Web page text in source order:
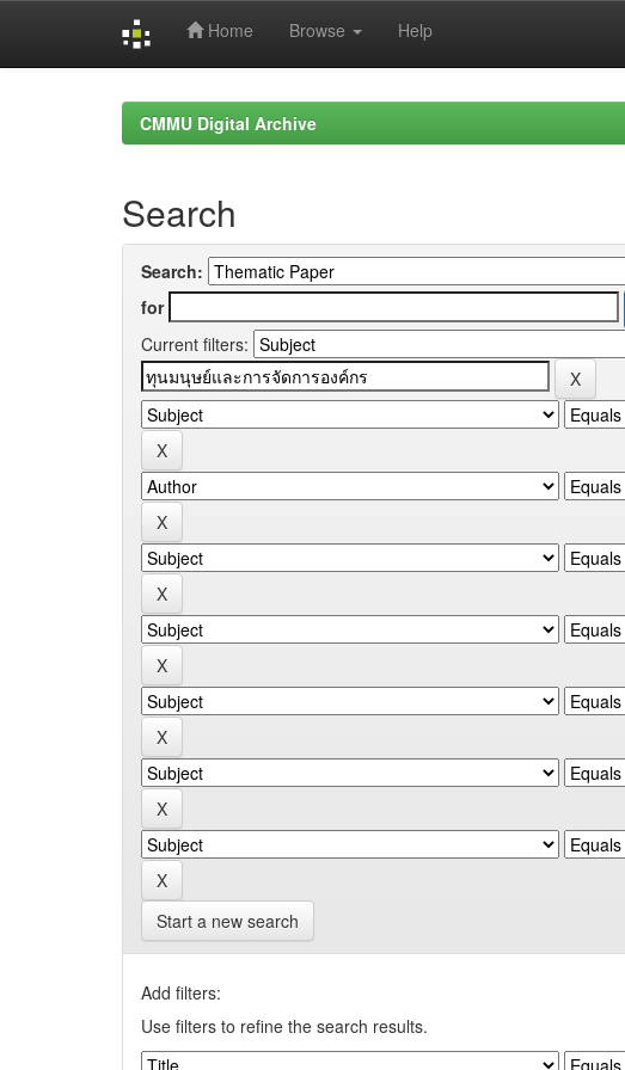
Home Browse Help
CMMU Digital Archive
Search
Search:
for
Current filters:
Start a new search
Add filters:
Use filters to refine the search results.